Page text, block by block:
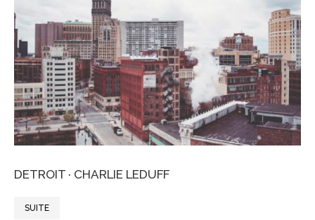
DETROIT · CHARLIE LEDUFF
SUITE